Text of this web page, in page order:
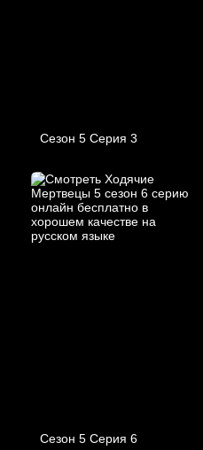
Сезон 5 Серия 3
Сезон 5 Серия 6